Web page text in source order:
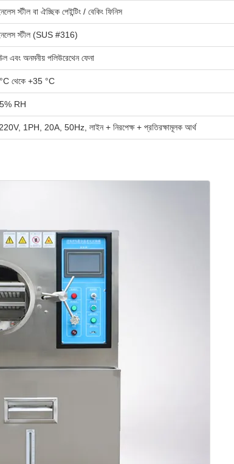
স্টীল বা ঐচ্ছিক পেইন্টিং / বেকিং ফিনিস
স্টীল (SUS #316)
এবং অনমনীয় পলিউরেথেন ফেনা
থেকে +35 °C
RH
1PH, 20A, 50Hz, লাইন + নিরপেক্ষ + প্রতিরক্ষামূলক আর্থ